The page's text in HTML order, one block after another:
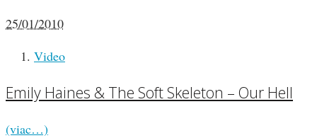
25/01/2010
Video
Emily Haines & The Soft Skeleton – Our Hell
(viac…)